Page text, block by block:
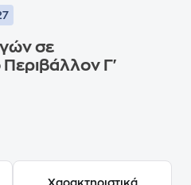
σε
Περιβάλλον Γ'
Χαρακτηριστικά